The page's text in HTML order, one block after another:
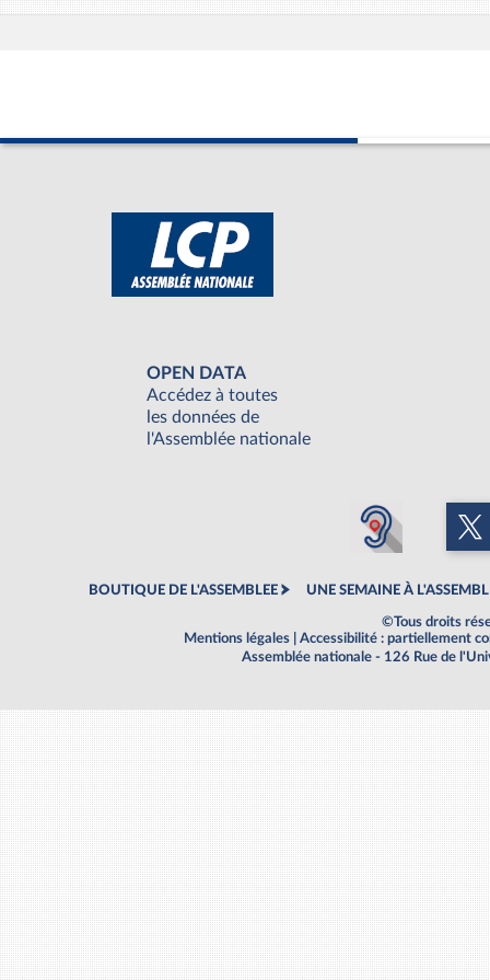
OPEN DATA
Accédez à toutes
les données de
l'Assemblée nationale
BOUTIQUE DE L'ASSEMBLEE UNE SEMAINE À
©Tous droits
Mentions légales
Accessibilité : partiellement
Assemblée nationale - 126 Rue de